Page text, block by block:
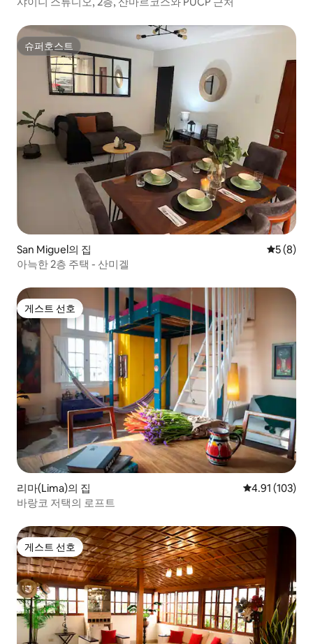
슈퍼호스트
슈퍼호스트
San Miguel의 집 평점 5점
5 (8)
아늑한 2층 주택 - 산미겔
게스트 선호
게스트 선호
리마(Lima)의 집 평점 4.91점(5
4.91 (103)
바랑코 저택의 로프트
게스트 선호
게스트 선호